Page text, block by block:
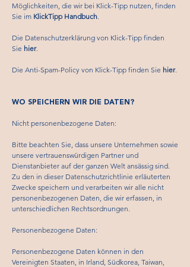
Möglichkeiten, die wir bei Klick-Tipp nutzen, finden
Sie im KlickTipp Handbuch.
Die Datenschutzerklärung von Klick-Tipp finden
Sie hier.
Die Anti-Spam-Policy von Klick-Tipp finden Sie hier.
WO SPEICHERN WIR DIE DATEN?
Nicht personenbezogene Daten:
Bitte beachten Sie, dass unsere Unternehmen sowie
unsere vertrauenswürdigen Partner und
Dienstanbieter auf der ganzen Welt ansässig sind.
Zu den in dieser Datenschutzrichtlinie erläuterten
Zwecke speichern und verarbeiten wir alle nicht
personenbezogenen Daten, die wir erfassen, in
unterschiedlichen Rechtsordnungen.
Personenbezogene Daten:
Personenbezogene Daten können in den
Vereinigten Staaten, in Irland, Südkorea, Taiwan,